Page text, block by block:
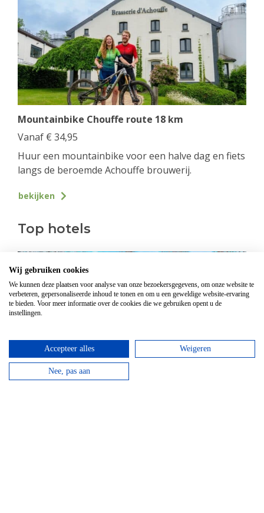
Mountainbike Chouffe route 18 km
Vanaf € 34,95
Huur een mountainbike voor een halve dag en fiets
langs de beroemde Achouffe brouwerij.
bekijken
Top hotels
Wij gebruiken cookies
We kunnen deze plaatsen voor analyse van onze bezoekersgegevens, om onze website te
verbeteren, gepersonaliseerde inhoud te tonen en om u een geweldige website-ervaring
te bieden. Voor meer informatie over de cookies die we gebruiken opent u de
instellingen.
Accepteer alles Weigeren
Nee, pas aan